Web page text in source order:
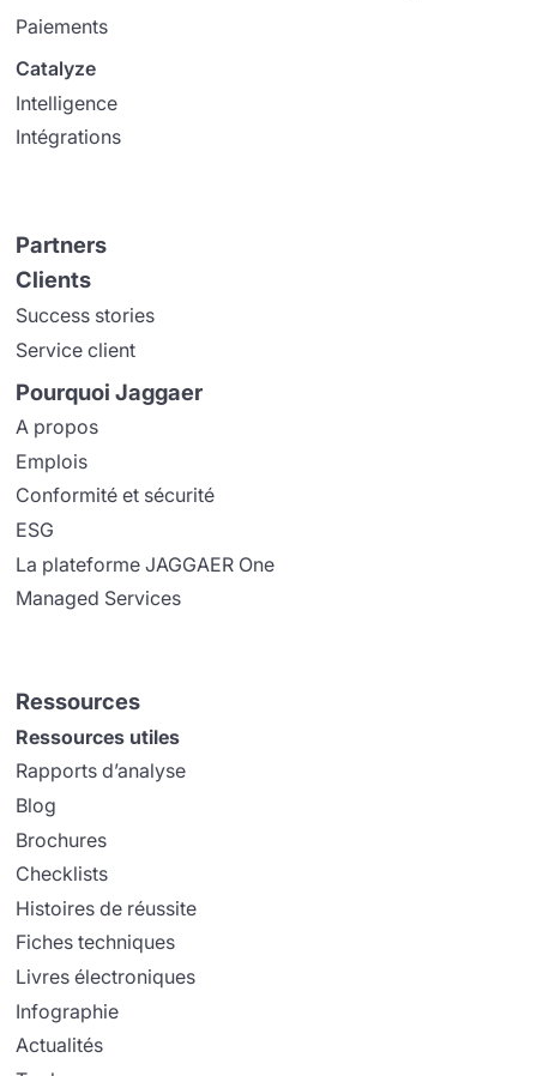
Paiements
Catalyze
Intelligence
Intégrations
Partners
Clients
Success stories
Service client
Pourquoi Jaggaer
A propos
Emplois
Conformité et sécurité
ESG
La plateforme JAGGAER One
Managed Services
Ressources
Ressources utiles
Rapports d’analyse
Blog
Brochures
Checklists
Histoires de réussite
Fiches techniques
Livres électroniques
Infographie
Actualités